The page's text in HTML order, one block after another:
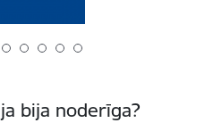
bija noderīga?